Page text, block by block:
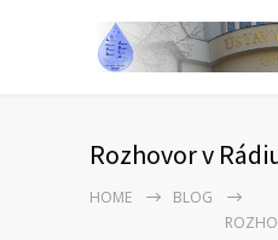
Rozhovor v
HOME
BLOG